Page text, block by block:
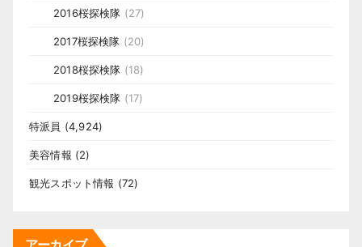
2016桜探検隊 (27)
2017桜探検隊 (20)
2018桜探検隊 (18)
2019桜探検隊 (17)
特派員 (4,924)
美容情報 (2)
観光スポット情報 (72)